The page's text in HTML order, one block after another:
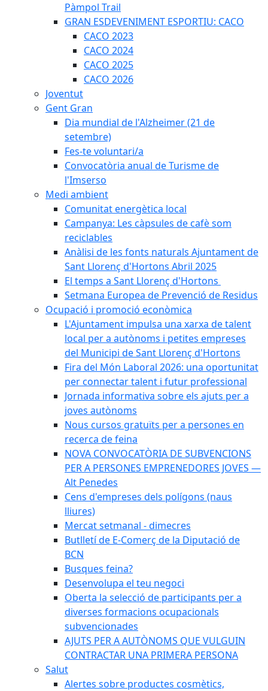
Pàmpol Trail
GRAN ESDEVENIMENT ESPORTIU: CACO
CACO 2023
CACO 2024
CACO 2025
CACO 2026
Joventut
Gent Gran
Dia mundial de l'Alzheimer (21 de
setembre)
Fes-te voluntari/a
Convocatòria anual de Turisme de
l'Imserso
Medi ambient
Comunitat energètica local
Campanya: Les càpsules de cafè som
reciclables
Anàlisi de les fonts naturals Ajuntament de
Sant Llorenç d'Hortons Abril 2025
El temps a Sant Llorenç d'Hortons
Setmana Europea de Prevenció de Residus
Ocupació i promoció econòmica
L'Ajuntament impulsa una xarxa de talent
local per a autònoms i petites empreses
del Municipi de Sant Llorenç d'Hortons
Fira del Món Laboral 2026: una oportunitat
per connectar talent i futur professional
Jornada informativa sobre els ajuts per a
joves autònoms
Nous cursos gratuïts per a persones en
recerca de feina
NOVA CONVOCATÒRIA DE SUBVENCIONS
PER A PERSONES EMPRENEDORES JOVES —
Alt Penedes
Cens d'empreses dels polígons (naus
lliures)
Mercat setmanal - dimecres
Butlletí de E-Comerç de la Diputació de
BCN
Busques feina?
Desenvolupa el teu negoci
Oberta la selecció de participants per a
diverses formacions ocupacionals
subvencionades
AJUTS PER A AUTÒNOMS QUE VULGUIN
CONTRACTAR UNA PRIMERA PERSONA
Salut
Alertes sobre productes cosmètics,